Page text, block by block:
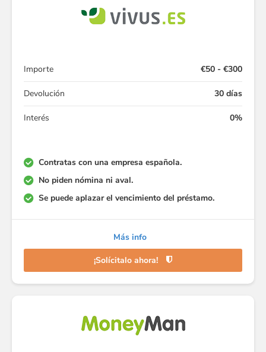
Importe €50 - €300
Devolución 30 días
Interés 0%
Contratas con una empresa española.
No piden nómina ni aval.
Se puede aplazar el vencimiento del préstamo.
Más info
¡Solícitalo ahora!